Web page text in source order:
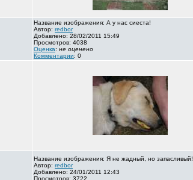
Название изображения: А у нас сиеста!
Автор: redbor
Добавлено: 28/02/2011 15:49
Просмотров: 4038
Оценка: не оценено
Комментарии: 0
Название изображения: Я не жадный, но запасливый!
Автор: redbor
Добавлено: 24/01/2011 12:43
Просмотров: 3722